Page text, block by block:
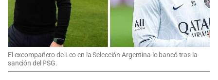
El excompañero de Leo en la Selección Argentina lo bancó tras la
sanción del PSG.